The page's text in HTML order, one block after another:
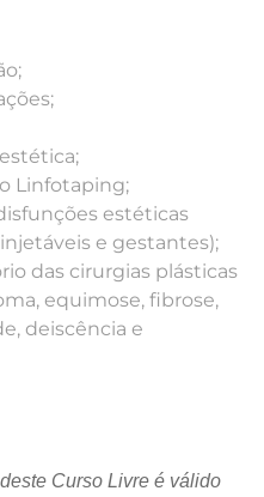
Linfotaping;
estéticas
e gestantes);
das cirurgias plásticas
equimose, fibrose,
deiscência e
deste Curso Livre é válido